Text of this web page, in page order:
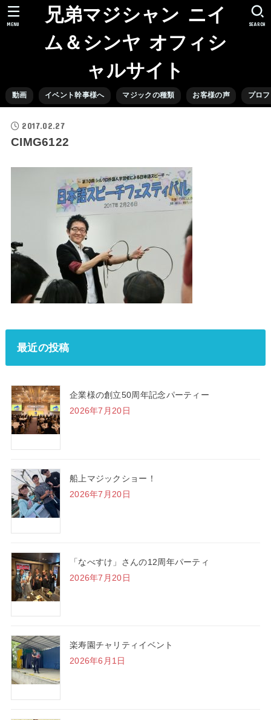
兄弟マジシャン ニイ
ム＆シンヤ オフィシ
ャルサイト
動画 イベント幹事様へ マジックの種類 お客様の声 プロ
SEARCH
MENU
2017.02.27
CIMG6122
最近の投稿
企業様の創立50周年記念パーティー
2026年7月20日
船上マジックショー！
2026年7月20日
「なべすけ」さんの12周年パーティ
2026年7月20日
楽寿園チャリティイベント
2026年6月1日